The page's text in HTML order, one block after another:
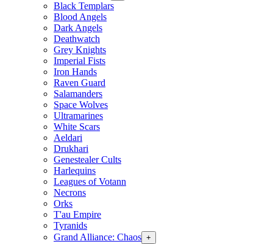
Black Templars
Blood Angels
Dark Angels
Deathwatch
Grey Knights
Imperial Fists
Iron Hands
Raven Guard
Salamanders
Space Wolves
Ultramarines
White Scars
Aeldari
Drukhari
Genestealer Cults
Harlequins
Leagues of Votann
Necrons
Orks
T'au Empire
Tyranids
Grand Alliance: Chaos +